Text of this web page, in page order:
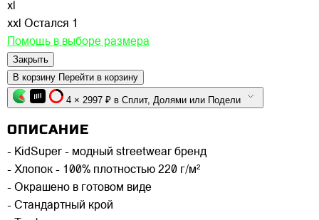
xl
xxl Остался 1
Помощь в выборе размера
Закрыть
В корзину Перейти в корзину
4 × 2997 ₽ в Сплит, Долями или Подели
ОПИСАНИЕ
- KidSuper - модный streetwear бренд
- Хлопок - 100% плотностью 220 г/м²
- Окрашено в готовом виде
- Стандартный крой